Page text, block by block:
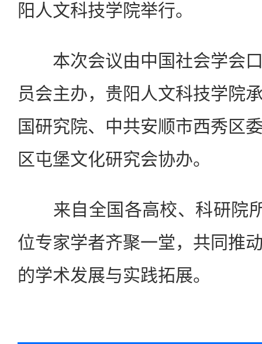
阳人文科技学院举行。
本次会议由中国社会学会口
员会主办，贵阳人文科技学院
国研究院、中共安顺市西秀区
区屯堡文化研究会协办。
来自全国各高校、科研院
位专家学者齐聚一堂，共同推
的学术发展与实践拓展。